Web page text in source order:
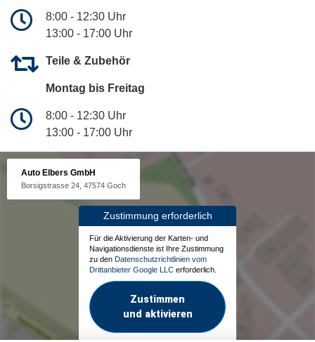
8:00 - 12:30 Uhr
13:00 - 17:00 Uhr
Teile & Zubehör
Montag bis Freitag
8:00 - 12:30 Uhr
13:00 - 17:00 Uhr
Auto Elbers GmbH
Borsigstrasse 24, 47574 Goch
Zustimmung erforderlich
Für die Aktivierung der Karten- und
Navigationsdienste ist Ihre Zustimmung
zu den Datenschutzrichtlinien vom
Drittanbieter Google LLC erforderlich.
Zustimmen
und aktivieren